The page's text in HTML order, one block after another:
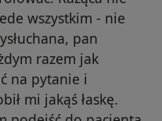
wszystkim - nie
pan
razem jak
na pytanie i
mi jakąś łaskę.